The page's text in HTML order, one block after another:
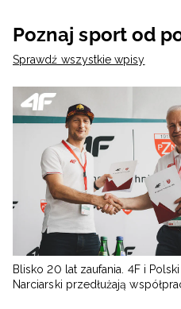
Poznaj sport od
Sprawdź wszystkie wpisy
Blisko 20 lat zaufania. 4F i
Narciarski przedłużają